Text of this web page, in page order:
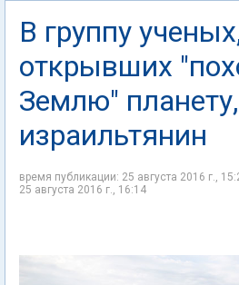
В группу
открывших
Землю"
израильтянин
время публикации: 25 августа 2016 г.,
25 августа 2016 г., 16:14